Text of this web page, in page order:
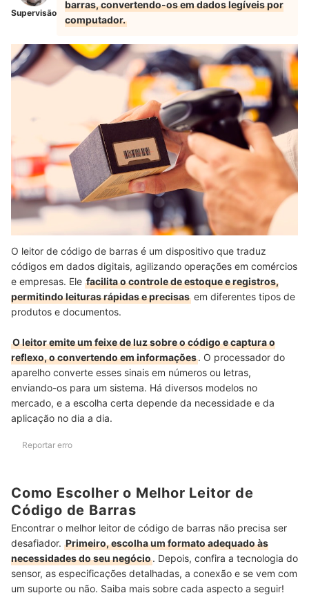
Quais São os Tipos de Códigos de Barras? Onde Cada Um Pode
Confira Nossa Seleção de Itens Essenciais para o seu Comércio
Supervisão
barras, convertendo-os em dados legíveis por
computador.
O leitor de código de barras é um dispositivo que traduz
códigos em dados digitais, agilizando operações em comércios
e empresas. Ele facilita o controle de estoque e registros,
permitindo leituras rápidas e precisas em diferentes tipos de
produtos e documentos.
O leitor emite um feixe de luz sobre o código e captura o
reflexo, o convertendo em informações. O processador do
aparelho converte esses sinais em números ou letras,
enviando-os para um sistema. Há diversos modelos no
mercado, e a escolha certa depende da necessidade e da
aplicação no dia a dia.
Reportar erro
Como Escolher o Melhor Leitor de
Código de Barras
Encontrar o melhor leitor de código de barras não precisa ser
desafiador. Primeiro, escolha um formato adequado às
necessidades do seu negócio. Depois, confira a tecnologia do
sensor, as especificações detalhadas, a conexão e se vem com
um suporte ou não. Saiba mais sobre cada aspecto a seguir!